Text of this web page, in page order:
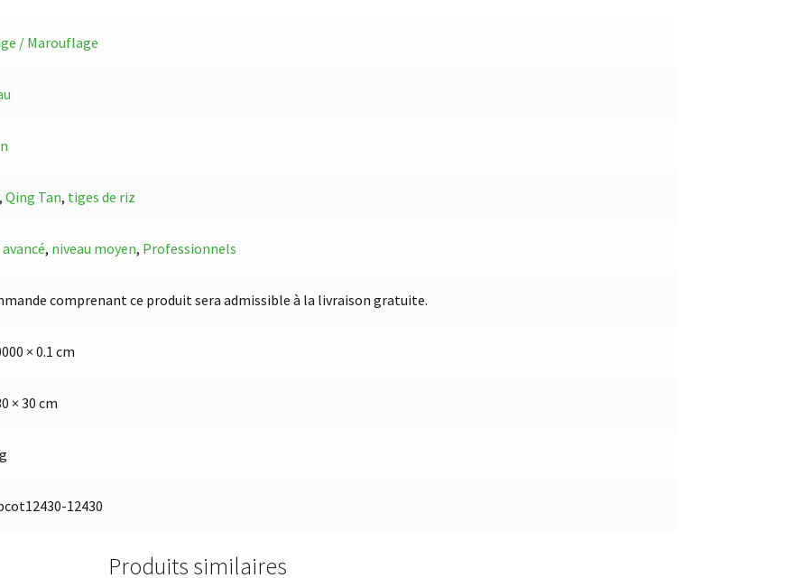
/ Marouflage
, Qing Tan, tiges de riz
, niveau moyen, Professionnels
comprenant ce produit sera admissible à la livraison gratuite.
× 0.1 cm
× 30 cm
12430
Produits similaires